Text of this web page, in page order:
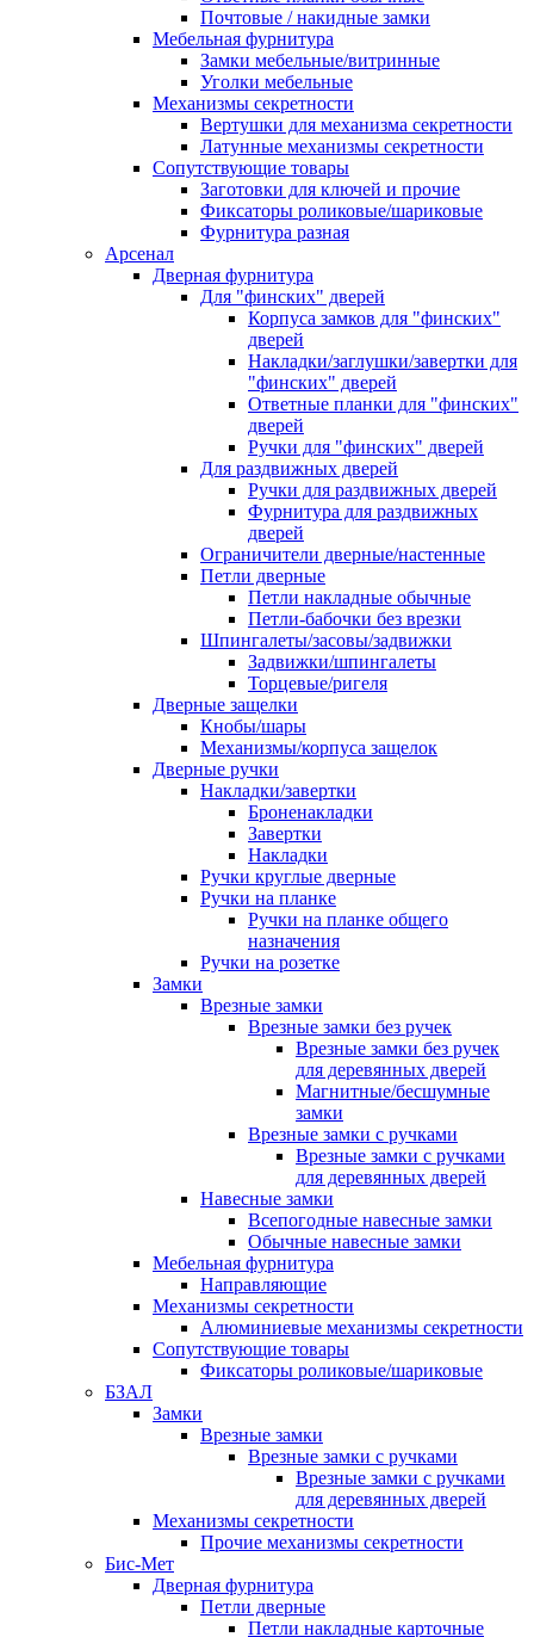
Почтовые / накидные замки
Мебельная фурнитура
Замки мебельные/витринные
Уголки мебельные
Механизмы секретности
Вертушки для механизма секретности
Латунные механизмы секретности
Сопутствующие товары
Заготовки для ключей и прочие
Фиксаторы роликовые/шариковые
Фурнитура разная
Арсенал
Дверная фурнитура
Для "финских" дверей
Корпуса замков для "финских"
дверей
Накладки/заглушки/завертки для
"финских" дверей
Ответные планки для "финских"
дверей
Ручки для "финских" дверей
Для раздвижных дверей
Ручки для раздвижных дверей
Фурнитура для раздвижных
дверей
Ограничители дверные/настенные
Петли дверные
Петли накладные обычные
Петли-бабочки без врезки
Шпингалеты/засовы/задвижки
Задвижки/шпингалеты
Торцевые/ригеля
Дверные защелки
Кнобы/шары
Механизмы/корпуса защелок
Дверные ручки
Накладки/завертки
Броненакладки
Завертки
Накладки
Ручки круглые дверные
Ручки на планке
Ручки на планке общего
назначения
Ручки на розетке
Замки
Врезные замки
Врезные замки без ручек
Врезные замки без ручек
для деревянных дверей
Магнитные/бесшумные
замки
Врезные замки с ручками
Врезные замки с ручками
для деревянных дверей
Навесные замки
Всепогодные навесные замки
Обычные навесные замки
Мебельная фурнитура
Направляющие
Механизмы секретности
Алюминиевые механизмы секретности
Сопутствующие товары
Фиксаторы роликовые/шариковые
БЗАЛ
Замки
Врезные замки
Врезные замки с ручками
Врезные замки с ручками
для деревянных дверей
Механизмы секретности
Прочие механизмы секретности
Бис-Мет
Дверная фурнитура
Петли дверные
Петли накладные карточные